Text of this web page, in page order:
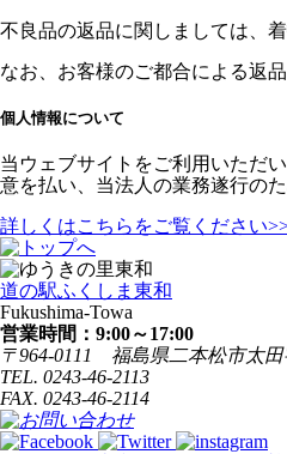
不良品の返品に関しましては、
なお、お客様のご都合による返
個人情報について
当ウェブサイトをご利用いただ
意を払い、当法人の業務遂行の
詳しくはこちらをご覧ください
道の駅ふくしま東和
Fukushima-Towa
営業時間：9:00～17:00
〒964-0111 福島県二本松市太
TEL. 0243-46-2113
FAX. 0243-46-2114